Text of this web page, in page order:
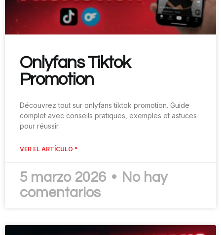
Onlyfans Tiktok
Promotion
Découvrez tout sur onlyfans tiktok promotion. Guide
complet avec conseils pratiques, exemples et astuces
pour réussir.
VER EL ARTÍCULO "
5 marzo 2026
No hay
comentarios